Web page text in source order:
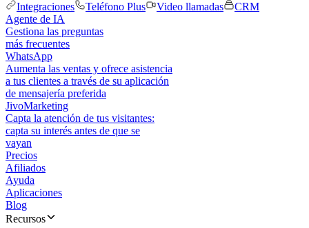
Integraciones
Teléfono Plus Video llamadas
CRM
Agente de IA
Gestiona las preguntas
más frecuentes
WhatsApp
Aumenta las ventas y ofrece asistencia
a tus clientes a través de su aplicación
de mensajería preferida
JivoMarketing
Capta la atención de tus visitantes:
capta su interés antes de que se
vayan
Precios
Afiliados
Ayuda
Aplicaciones
Blog
Recursos